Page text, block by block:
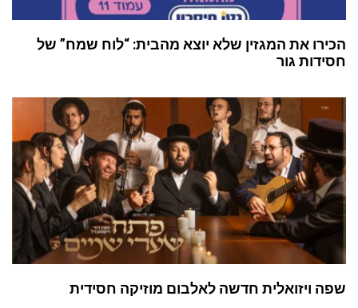
הכירו את המגזין שלא יוצא מהבית: “לוח שמח” של
חסידות גור
שפה ויזואלית חדשה לאלבום מוזיקה חסידית